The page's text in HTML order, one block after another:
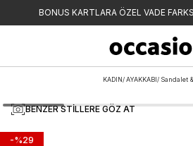
BONUS KARTLARA ÖZEL VADE
KADIN/ AYAKKABI/ Sandalet
BENZER STILLERE GÖZ AT
-%29